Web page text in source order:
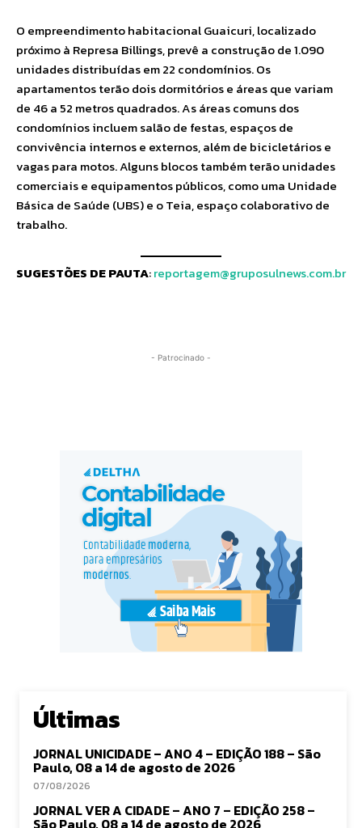
O empreendimento habitacional Guaicuri, localizado
próximo à Represa Billings, prevê a construção de 1.090
unidades distribuídas em 22 condomínios. Os
apartamentos terão dois dormitórios e áreas que variam
de 46 a 52 metros quadrados. As áreas comuns dos
condomínios incluem salão de festas, espaços de
convivência internos e externos, além de bicicletários e
vagas para motos. Alguns blocos também terão unidades
comerciais e equipamentos públicos, como uma Unidade
Básica de Saúde (UBS) e o Teia, espaço colaborativo de
trabalho.
SUGESTÕES DE PAUTA:reportagem@gruposulnews.com.br
- Patrocinado -
Últimas
JORNAL UNICIDADE – ANO 4 – EDIÇÃO 188 – São
Paulo, 08 a 14 de agosto de 2026
07/08/2026
JORNAL VER A CIDADE – ANO 7 – EDIÇÃO 258 –
São Paulo, 08 a 14 de agosto de 2026